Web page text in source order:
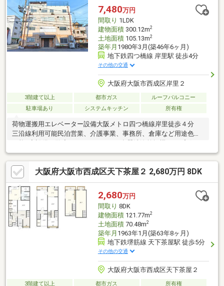
400m)■ ご希望の住まい探しをお手伝いします ━━━━━・・・
物件の詳細・ご相談はお気軽にお問い合わせください。
7,480万円
間取り 1LDK
建物面積300.12m2
土地面積105.13m2
築年月 1980年3月(築46年6ヶ月)
地下鉄四つ橋線 岸里駅 徒歩4分
その他の交通
大阪府大阪市西成区岸里２
3階建て以上 都市ガス
ルーフバルコニー
駐車場あり
システムキッチン 所有権
荷物運搬用エレベーター設備大阪メトロ四つ橋線岸里徒歩４分
三沿線利用可能民泊営業、介護事業、事務所、倉庫など用途色々
ドオートバス浴槽ＴＶトイレ各階４か所室内洗濯機置場シャンプ
ー洗面化粧台事務所給湯室１階手動シャッター荷物用エレベータ
ー※重量制限500kgＴＶモニター付インターホン◆周辺環境◆Ｍａ
ｘｖａｌｕ南海岸里店徒歩４分スギ薬局岸里店徒歩５分山本第一
病院徒歩５分※設備修補含売主契約不適合責任免責※図面現況異な
る場合現況優先担当：橘 電話：080-4979-7586
大阪府大阪市西成区天下茶屋２ 2,680万円 8DK
2,680万円
間取り 8DK
建物面積121.77m2
土地面積70.48m2
築年月 1963年1月(築63年8ヶ月)
地下鉄堺筋線 天下茶屋駅 徒歩5分
その他の交通
大阪府大阪市西成区天下茶屋２
3階建て以上 都市ガス
所有権